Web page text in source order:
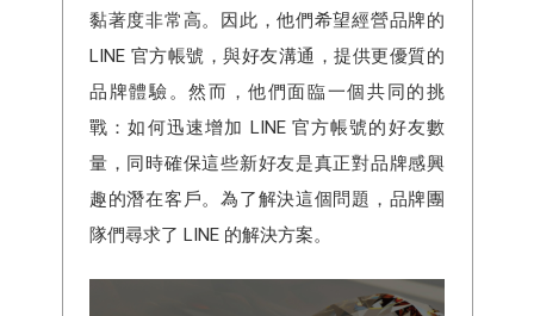
黏著度非常高。因此，他們希望經營品牌的
LINE 官方帳號，與好友溝通，提供更優質的
品牌體驗。然而，他們面臨一個共同的挑
戰：如何迅速增加 LINE 官方帳號的好友數
量，同時確保這些新好友是真正對品牌感興
趣的潛在客戶。為了解決這個問題，品牌團
隊們尋求了 LINE 的解決方案。